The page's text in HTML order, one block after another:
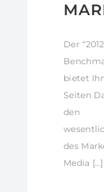
Der
bietet
Seiten
den
des
Media […]